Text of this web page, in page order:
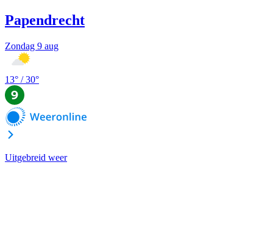
Papendrecht
Zondag 9 aug
13° /30°
Uitgebreid weer